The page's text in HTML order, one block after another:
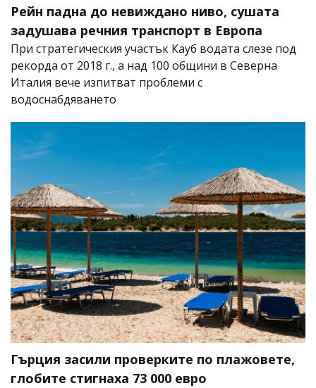
Рейн падна до невиждано ниво, сушата
задушава речния транспорт в Европа
При стратегическия участък Кауб водата слезе под
рекорда от 2018 г., а над 100 общини в Северна
Италия вече изпитват проблеми с
водоснабдяването
Гърция засили проверките по плажовете,
глобите стигнаха 73 000 евро